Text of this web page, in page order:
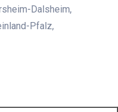
Dalsheim,
Pfalz,